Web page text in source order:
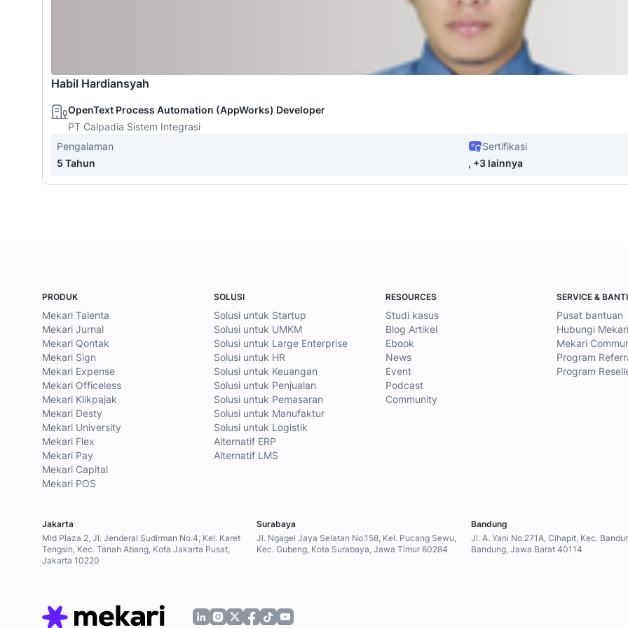
Habil Hardiansyah
OpenText Process Automation (AppWorks) Developer
PT Calpadia Sistem Integrasi
Pengalaman
5 Tahun
Sertifikasi
, +3 lainnya
PRODUK
Mekari Talenta
Mekari Jurnal
Mekari Qontak
Mekari Sign
Mekari Expense
Mekari Officeless
Mekari Klikpajak
Mekari Desty
Mekari University
Mekari Flex
Mekari Pay
Mekari Capital
Mekari POS
SOLUSI
Solusi untuk Startup
Solusi untuk UMKM
Solusi untuk Large Enterprise
Solusi untuk HR
Solusi untuk Keuangan
Solusi untuk Penjualan
Solusi untuk Pemasaran
Solusi untuk Manufaktur
Solusi untuk Logistik
Alternatif ERP
Alternatif LMS
RESOURCES
Studi kasus
Blog Artikel
Ebook
News
Event
Podcast
Community
SERVICE &
Pusat bantuan
Hubungi Mekari
Mekari
Program
Program
Jakarta
Mid Plaza 2, Jl. Jenderal Sudirman No.4, Kel. Karet
Tengsin, Kec. Tanah Abang, Kota Jakarta Pusat,
Jakarta 10220
Surabaya
Jl. Ngagel Jaya Selatan No.158, Kel. Pucang Sewu,
Kec. Gubeng, Kota Surabaya, Jawa Timur 60284
Bandung
Jl. A. Yani No.271A, Cihapit, Kec.
Bandung, Jawa Barat 40114